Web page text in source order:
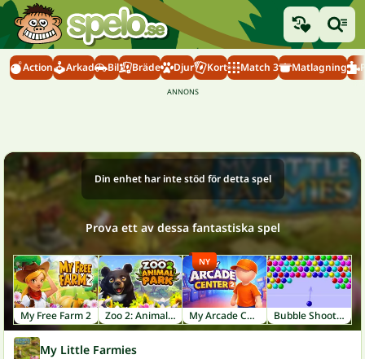
Action Arkad Bil Bräde Djur Kort Match 3 Matlagning
Din enhet har inte stöd för detta spel
Prova ett av dessa fantastiska spel
My Free Farm 2 Zoo 2: Animal Park My Arcade Center 2
NY
Bubble Shooter
My Little Farmies